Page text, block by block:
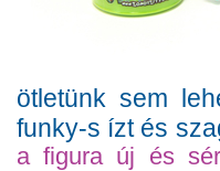
ötletünk sem
funky-s ízt és
a figura új és